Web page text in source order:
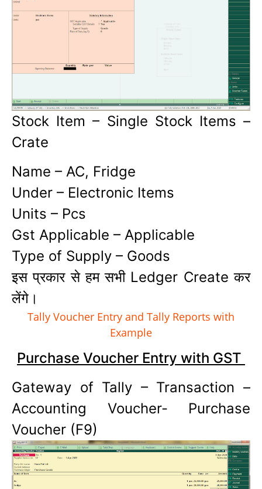
Stock Item – Single Stock Items –
Crate
Name – AC, Fridge
Under – Electronic Items
Units – Pcs
Gst Applicable – Applicable
Type of Supply – Goods
इस प्रकार से हम सभी Ledger Create कर
लेंगे।
Tally Voucher Entry and Tally Reports with
Example
Purchase Voucher Entry with GST
Gateway of Tally – Transaction –
Accounting Voucher- Purchase
Voucher (F9)